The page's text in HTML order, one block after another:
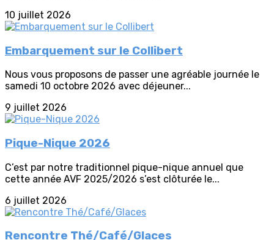
10 juillet 2026
Embarquement sur le Collibert
Nous vous proposons de passer une agréable journée le
samedi 10 octobre 2026 avec déjeuner...
9 juillet 2026
Pique-Nique 2026
C’est par notre traditionnel pique-nique annuel que
cette année AVF 2025/2026 s’est clôturée le...
6 juillet 2026
Rencontre Thé/Café/Glaces